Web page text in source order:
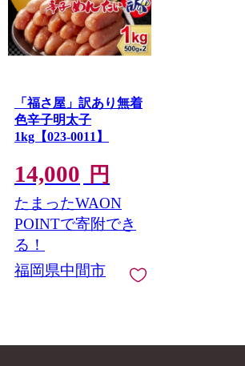
「福さ屋」訳あり無着
色辛子明太子
1kg【023-0011】
14,000 円
たまったWAON
POINTで寄附でき
る！
福岡県中間市